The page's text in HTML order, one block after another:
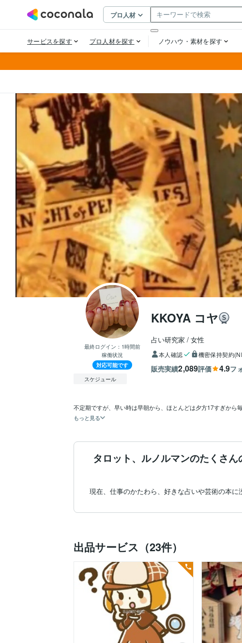
最終ログイン： 1時間前
稼働状況
対応可能です
KKOYA コヤ
占い研究家 女性
本人確認 機密保持契約
販売実績2,089評価 4.9フ
スケジュール
不定期ですが、早い時は早朝から、ほとんどは夕方17すぎから
もっと見る
タロット、ルノルマンのたくさ
現在、仕事のかたわら、好きな占いや芸術の本に
出品サービス（23件）